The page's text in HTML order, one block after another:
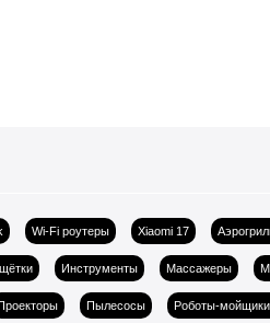
Wi-Fi роутеры Xiaomi 17
Инструменты Массажеры
Пылесосы Роботы-мойщики